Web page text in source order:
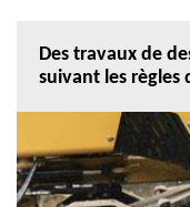
Des travaux de
suivant les règles